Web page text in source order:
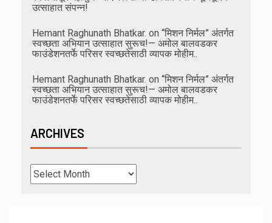
उत्साहात संपन्न!
Hemant Raghunath Bhatkar. on “मिशन निर्मल” अंतर्गत
स्वच्छता अभियान उत्साहात सुरूच!— अमोल बालवडकर
फाउंडेशनतर्फे परिसर स्वच्छतेसाठी व्यापक मोहीम..
Hemant Raghunath Bhatkar. on “मिशन निर्मल” अंतर्गत
स्वच्छता अभियान उत्साहात सुरूच!— अमोल बालवडकर
फाउंडेशनतर्फे परिसर स्वच्छतेसाठी व्यापक मोहीम..
ARCHIVES